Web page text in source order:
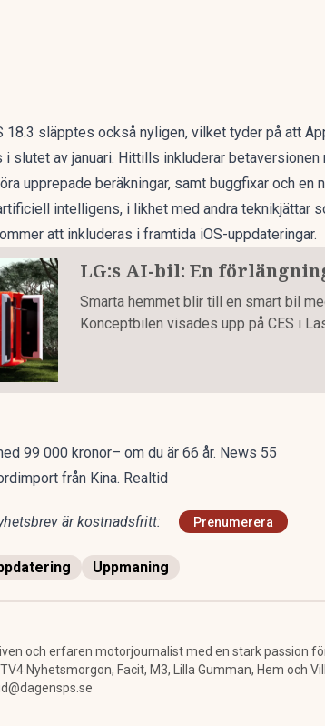
18.3 släpptes också nyligen, vilket tyder på att
slutet av januari. Hittills inkluderar
upprepade beräkningar, samt buggfixar och en
intelligens, i likhet med andra teknikjättar
att inkluderas i framtida iOS-uppdateringar.
LG:s AI-bil: En
Smarta hemmet blir till en smart bil
Konceptbilen visades upp på CES i
99 000 kronor– om du är 66 år. News 55
från Kina. Realtid
är kostnadsfritt: Prenumerera
Uppmaning
och erfaren motorjournalist med en stark passion
Nyhetsmorgon, Facit, M3, Lilla Gumman, Hem och